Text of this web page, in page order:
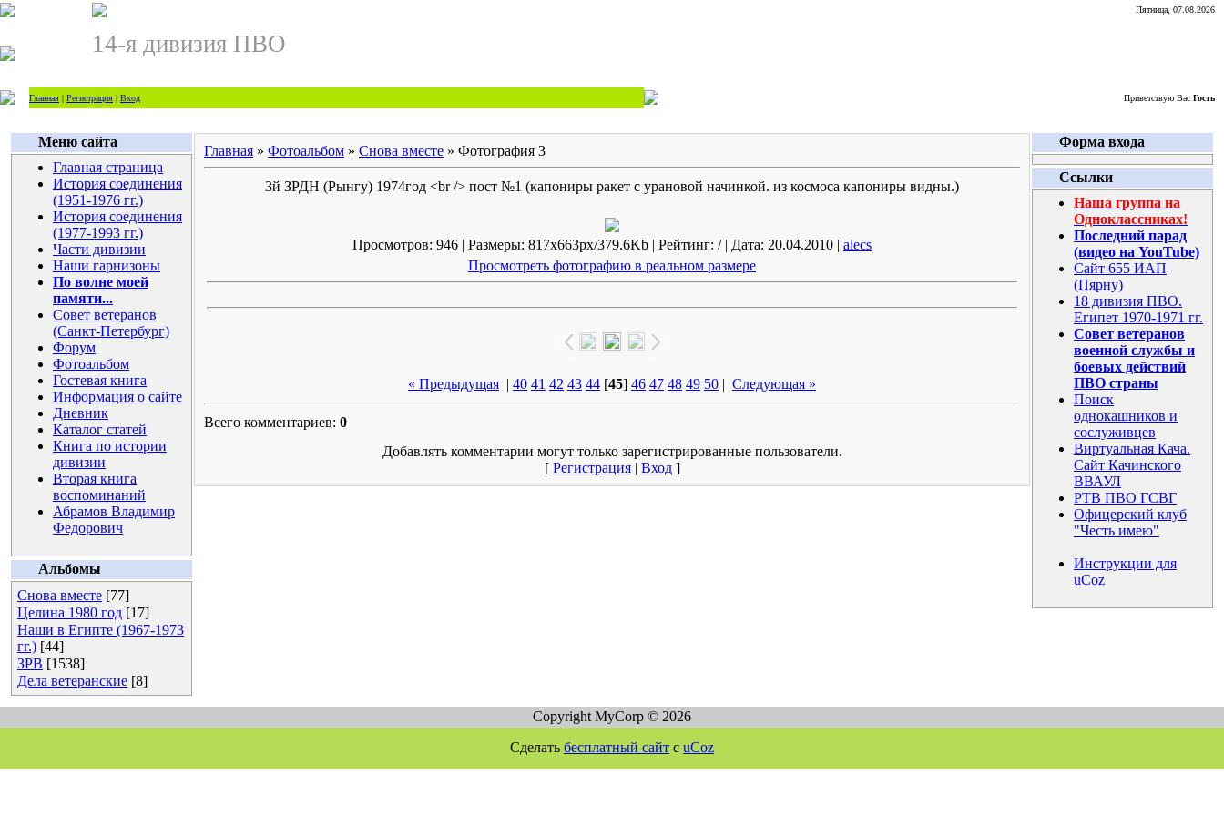
Пятница, 07.08.2026
14-я дивизия ПВО
Главная | Регистрация | Вход Приветствую Вас Гость
Меню сайта
Главная страница
История соединения
(1951-1976 гг.)
История соединения
(1977-1993 гг.)
Части дивизии
Наши гарнизоны
По волне моей
памяти...
Совет ветеранов
(Санкт-Петербург)
Форум
Фотоальбом
Гостевая книга
Информация о сайте
Дневник
Каталог статей
Книга по истории
дивизии
Вторая книга
воспоминаний
Абрамов Владимир
Федорович
Альбомы
Снова вместе [77]
Целина 1980 год [17]
Наши в Египте (1967-1973
гг.) [44]
ЗРВ [1538]
Дела ветеранские [8]
Главная » Фотоальбом » Снова вместе » Фотография 3
3й ЗРДН (Рынгу) 1974год <br /> пост №1 (капониры ракет с урановой начинкой. из космоса капониры видны.)
Просмотров: 946 | Размеры: 817x663px/379.6Kb | Рейтинг: / | Дата: 20.04.2010 | alecs
Просмотреть фотографию в реальном размере
« Предыдущая | 40 41 42 43 44 [45] 46 47 48 49 50 | Следующая »
Всего комментариев: 0
Добавлять комментарии могут только зарегистрированные пользователи.
[ Регистрация| Вход]
Форма входа
Ссылки
Наша группа на
Одноклассниках!
Последний парад
(видео на YouTube)
Сайт 655 ИАП
(Пярну)
18 дивизия ПВО.
Египет 1970-1971 гг.
Совет ветеранов
военной службы и
боевых действий
ПВО страны
Поиск
однокашников и
сослуживцев
Виртуальная Кача.
Сайт Качинского
ВВАУЛ
РТВ ПВО ГСВГ
Офицерский клуб
"Честь имею"
Инструкции для
uCoz
Copyright MyCorp © 2026
Сделать бесплатный сайт с uCoz